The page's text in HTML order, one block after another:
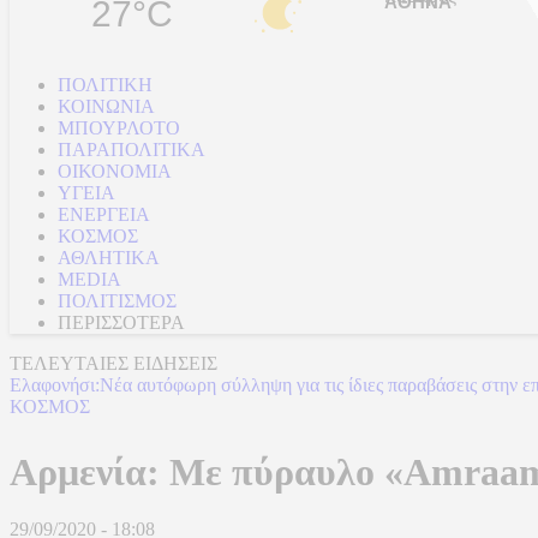
27°C
ΠΟΛΙΤΙΚΗ
ΚΟΙΝΩΝΙΑ
ΜΠΟΥΡΛΟΤΟ
ΠΑΡΑΠΟΛΙΤΙΚΑ
ΟΙΚΟΝΟΜΙΑ
ΥΓΕΙΑ
ΕΝΕΡΓΕΙΑ
ΚΟΣΜΟΣ
ΑΘΛΗΤΙΚΑ
MEDIA
ΠΟΛΙΤΙΣΜΟΣ
ΠΕΡΙΣΣΟΤΕΡΑ
ΤΕΛΕΥΤΑΙΕΣ ΕΙΔΗΣΕΙΣ
Ελαφονήσι:Νέα αυτόφωρη σύλληψη για τις ίδιες παραβάσεις στην
ΚΟΣΜΟΣ
Αρμενία: Με πύραυλο
29/09/2020 - 18:08